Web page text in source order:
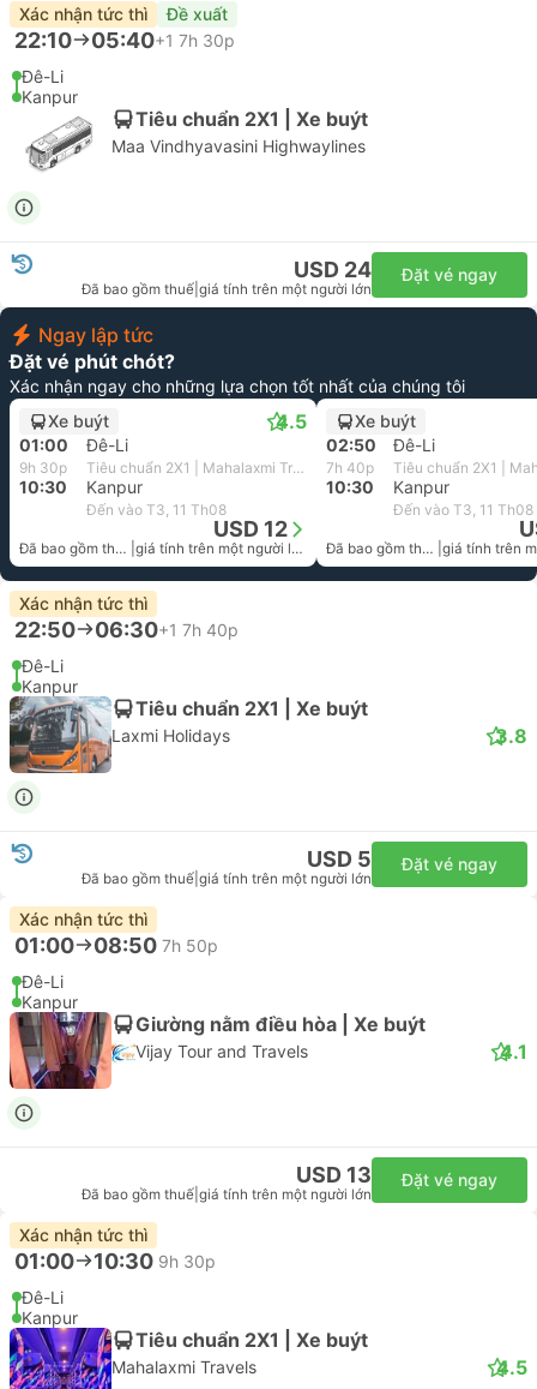
Xác nhận tức thì Đề xuất
22:10 05:40+1 7h 30p
Đê-Li
Kanpur
Tiêu chuẩn 2X1 | Xe buýt
Maa Vindhyavasini Highwaylines
USD 24
Đã bao gồm thuế giá tính trên một người lớn
Đặt vé ngay
Ngay lập tức
Đặt vé phút chót?
Xác nhận ngay cho những lựa chọn tốt nhất của chúng tôi
Xe buýt
4.5
01:00 Đê-Li
9h 30p Tiêu chuẩn 2X1 | Mahalaxmi Travels
10:30 Kanpur
Đến vào T3, 11 Th08
USD 12
Đã bao gồm thuế | giá tính trên một người lớn
Xe buýt
02:50
Đê-Li
7h 40p
10:30 Kanpur
Đến vào T3, 11 Th08
Đã bao gồm thuế |
Xác nhận tức thì
22:50 06:30+1 7h 40p
Đê-Li
Kanpur
Tiêu chuẩn 2X1 | Xe buýt
Laxmi Holidays 3.8
USD 5
Đã bao gồm thuế giá tính trên một người lớn
Đặt vé ngay
Xác nhận tức thì
01:00 08:50 7h 50p
Đê-Li
Kanpur
Giường nằm điều hòa | Xe buýt
Vijay Tour and Travels 4.1
USD 13
Đã bao gồm thuế giá tính trên một người lớn
Đặt vé ngay
Xác nhận tức thì
01:00 10:30 9h 30p
Đê-Li
Kanpur
Tiêu chuẩn 2X1 | Xe buýt
Mahalaxmi Travels 4.5